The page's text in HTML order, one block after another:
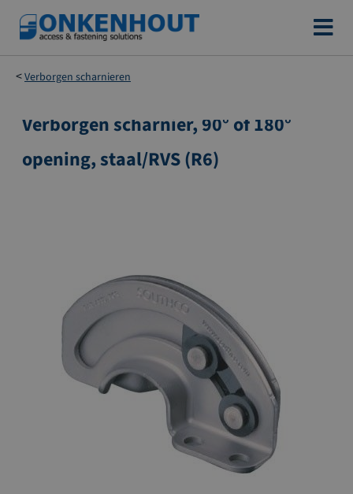
Ga
naar
de
inhoud
Verborgen scharnieren
Ga
het
einde
Verborgen scharnier, 90° of 180°
opening, staal/RVS (R6)